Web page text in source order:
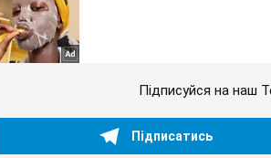
Підписуйся на наш
Підписатись